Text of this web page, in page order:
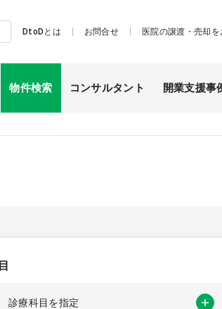
DtoDとは お問合せ 医院の譲渡・売却
物件検索 コンサルタント 開業支援事
診療科目を指定